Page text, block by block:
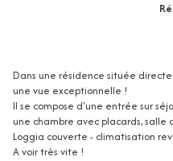
Dans une résidence située
une vue exceptionnelle !
Il se compose d'une entrée sur
une chambre avec placards, salle
Loggia couverte - climatisation
A voir très vite !